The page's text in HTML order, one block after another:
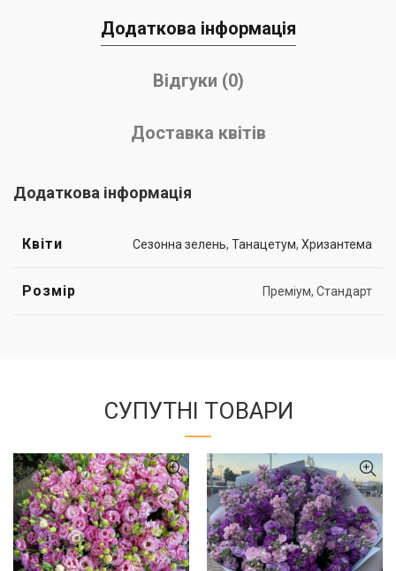
Додаткова інформація
Відгуки (0)
Доставка квітів
Додаткова інформація
Квіти Сезонна зелень, Танацетум, Хризантема
Розмір Преміум, Стандарт
СУПУТНІ ТОВАРИ